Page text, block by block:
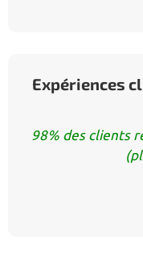
Expériences
98% des clients